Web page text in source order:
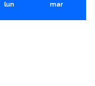
lun mar